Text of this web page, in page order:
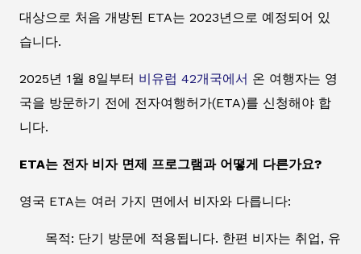
대상으로 처음 개방된 ETA는 2023년으로 예정되어 있
습니다.
2025년 1월 8일부터 비유럽 42개국에서 온 여행자는 영
국을 방문하기 전에 전자여행허가(ETA)를 신청해야 합
니다.
ETA는 전자 비자 면제 프로그램과 어떻게 다른가요?
영국 ETA는 여러 가지 면에서 비자와 다릅니다:
목적: 단기 방문에 적용됩니다. 한편 비자는 취업, 유